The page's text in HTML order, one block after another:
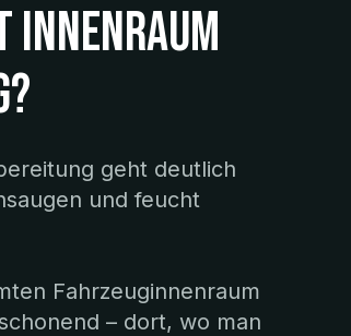
innenraum
geht deutlich
und feucht
Fahrzeuginnenraum
– dort, wo man